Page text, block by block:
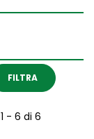
1 - 6 di 6